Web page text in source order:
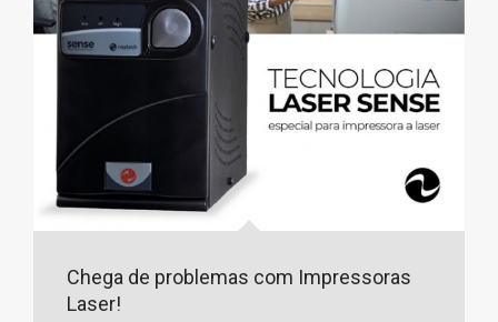
Chega de problemas com Impressoras
Laser!